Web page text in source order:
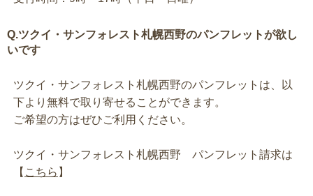
Q.ツクイ・サンフォレスト札幌西野のパンフレットが欲し
いです
ツクイ・サンフォレスト札幌西野のパンフレットは、以
下より無料で取り寄せることができます。
ご希望の方はぜひご利用ください。
ツクイ・サンフォレスト札幌西野 パンフレット請求は
【 こちら 】